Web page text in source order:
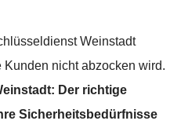
Weinstadt
Kunden nicht abzocken wird.
Der richtige
Sicherheitsbedürfnisse